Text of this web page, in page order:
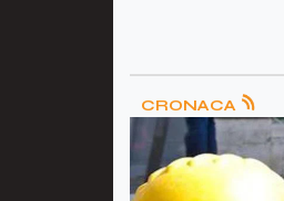
CRONACA